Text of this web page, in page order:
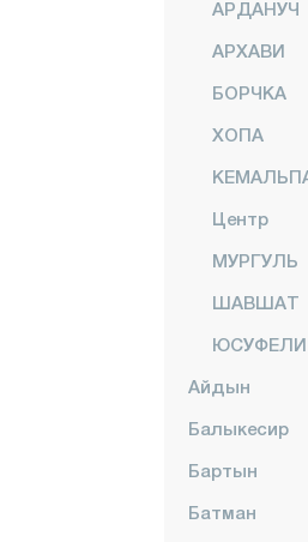
АРДАНУЧ
АРХАВИ
БОРЧКА
ХОПА
Центр
МУРГУЛЬ
ШАВШАТ
ЮСУФЕЛИ
Айдын
Балыкесир
Бартын
Батман